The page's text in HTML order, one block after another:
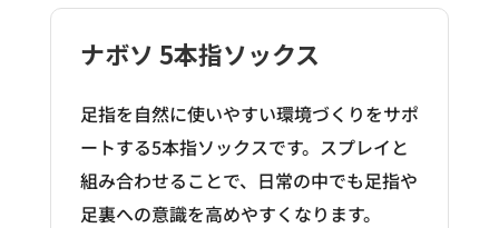
ナボソ 5本指ソックス
足指を自然に使いやすい環境づくりをサポ
ートする5本指ソックスです。スプレイと
組み合わせることで、日常の中でも足指や
足裏への意識を高めやすくなります。